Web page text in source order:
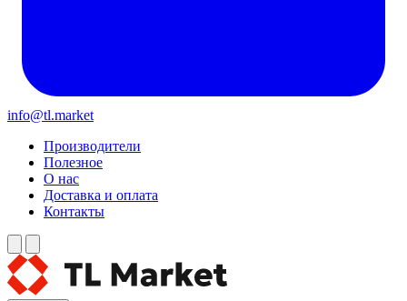
info@tl.market
Производители
Полезное
О нас
Доставка и оплата
Контакты